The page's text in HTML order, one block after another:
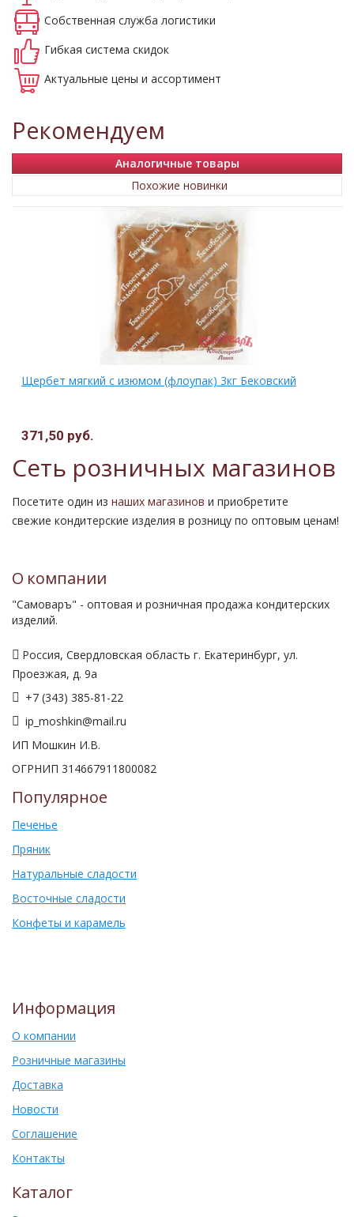
Собственная служба логистики
Гибкая система скидок
Актуальные цены и ассортимент
Рекомендуем
Аналогичные товары
Похожие новинки
Щербет мягкий с изюмом (флоупак) 3кг Бековский
371,50 руб.
Сеть розничных магазинов
Посетите один из наших магазинов и приобретите
свежие кондитерские изделия в розницу по оптовым ценам!
О компании
"Самоваръ" - оптовая и розничная продажа кондитерских
изделий.
Россия, Свердловская область г. Екатеринбург, ул.
Проезжая, д. 9а
+7 (343) 385-81-22
ip_moshkin@mail.ru
ИП Мошкин И.В.
ОГРНИП 314667911800082
Популярное
Печенье
Пряник
Натуральные сладости
Восточные сладости
Конфеты и карамель
Информация
О компании
Розничные магазины
Доставка
Новости
Соглашение
Контакты
Каталог